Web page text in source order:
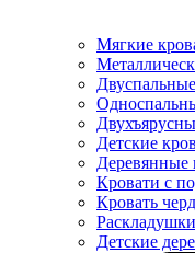
Мягкие
Детские
Деревянные
Кровати с
Кровать
Детские